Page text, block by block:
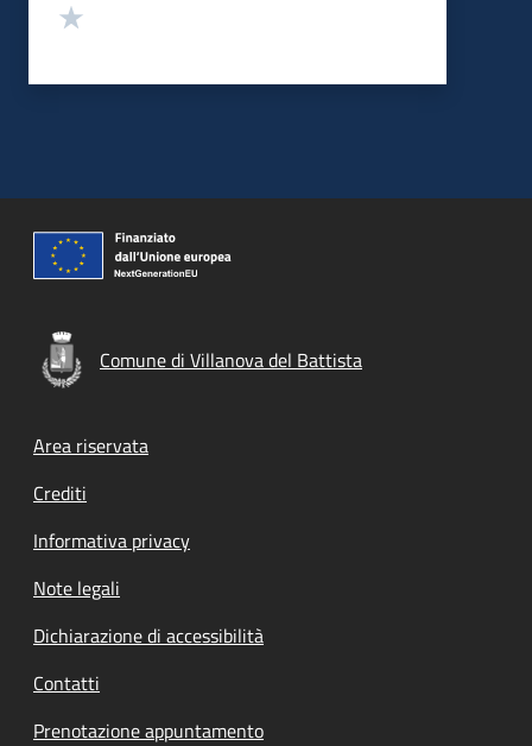
Comune di Villanova del Battista
Footer menu
Area riservata
Crediti
Informativa privacy
Note legali
Dichiarazione di accessibilità
Contatti
Prenotazione appuntamento